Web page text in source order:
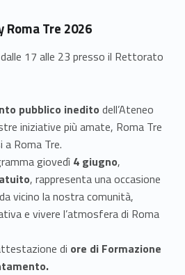
Roma Tre 2026
17 alle 23 presso il Rettorato
pubblico inedito dell’Ateneo
iniziative più amate, Roma Tre
Roma Tre.
giovedì 4 giugno,
, rappresenta una occasione
vicino la nostra comunità,
e vivere l’atmosfera di Roma
di ore di Formazione